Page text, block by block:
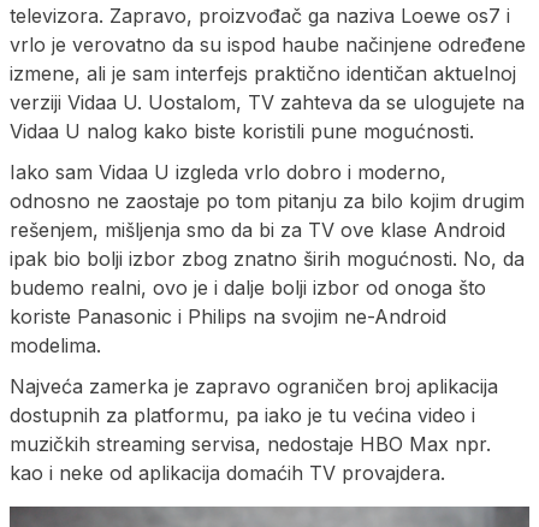
televizora. Zapravo, proizvođač ga naziva Loewe os7 i
vrlo je verovatno da su ispod haube načinjene određene
izmene, ali je sam interfejs praktično identičan aktuelnoj
verziji Vidaa U. Uostalom, TV zahteva da se ulogujete na
Vidaa U nalog kako biste koristili pune mogućnosti.
Iako sam Vidaa U izgleda vrlo dobro i moderno,
odnosno ne zaostaje po tom pitanju za bilo kojim drugim
rešenjem, mišljenja smo da bi za TV ove klase Android
ipak bio bolji izbor zbog znatno širih mogućnosti. No, da
budemo realni, ovo je i dalje bolji izbor od onoga što
koriste Panasonic i Philips na svojim ne-Android
modelima.
Najveća zamerka je zapravo ograničen broj aplikacija
dostupnih za platformu, pa iako je tu većina video i
muzičkih streaming servisa, nedostaje HBO Max npr.
kao i neke od aplikacija domaćih TV provajdera.